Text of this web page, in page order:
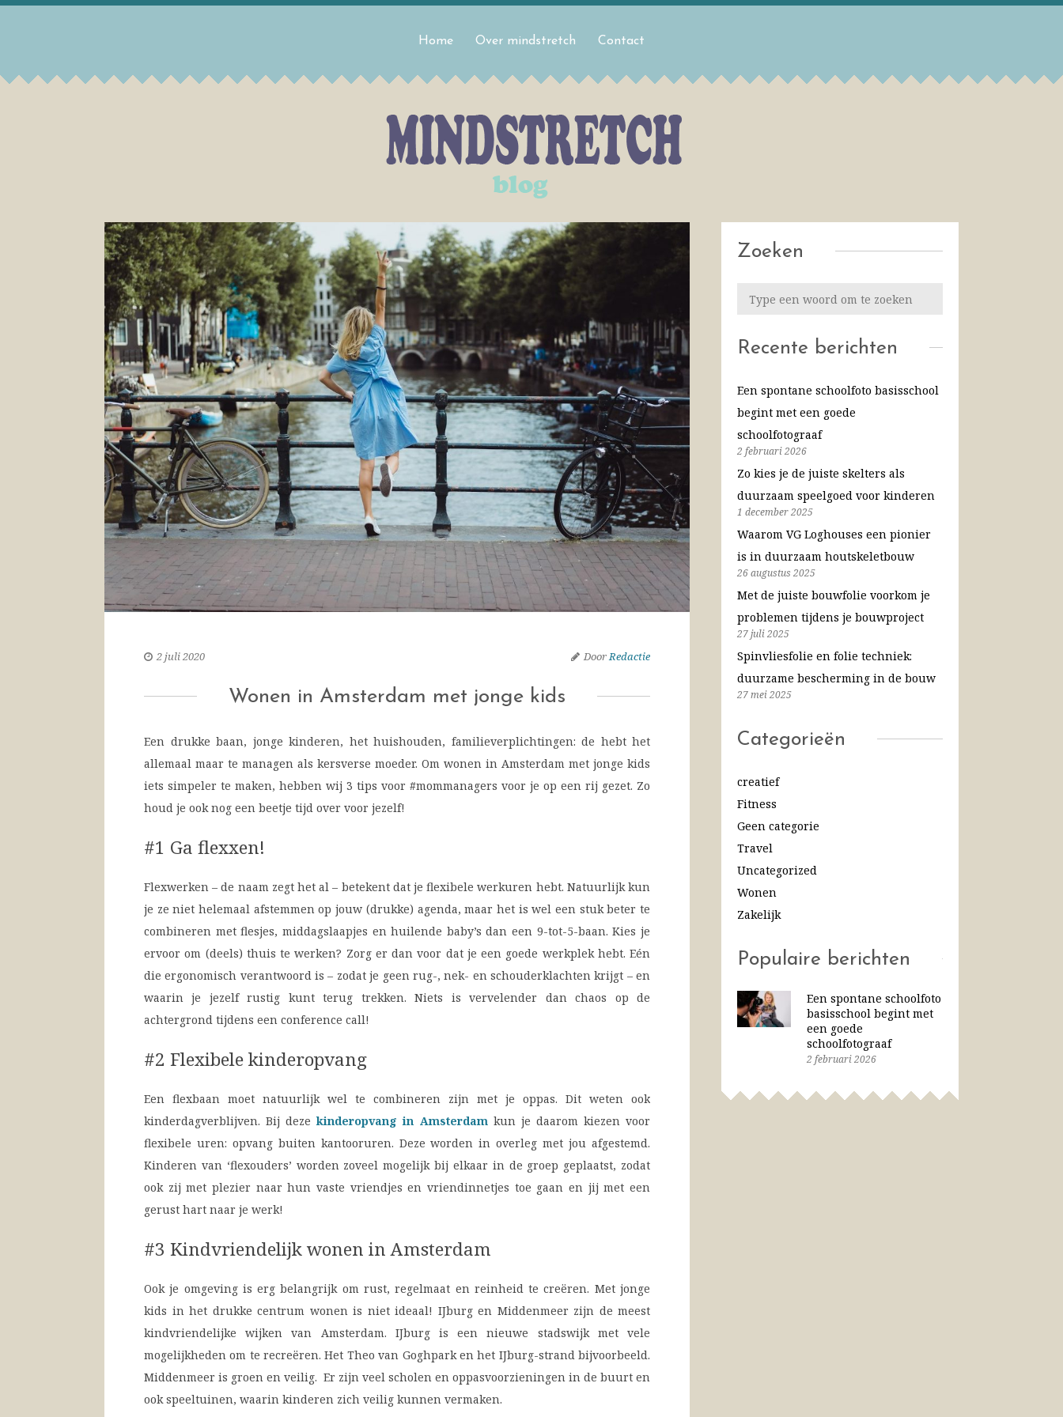
Home Over mindstretch Contact
2 juli 2020 DoorRedactie
Wonen in Amsterdam met jonge kids
Een drukke baan, jonge kinderen, het huishouden, familieverplichtingen: de hebt het
allemaal maar te managen als kersverse moeder. Om wonen in Amsterdam met jonge kids
iets simpeler te maken, hebben wij 3 tips voor #mommanagers voor je op een rij gezet. Zo
houd je ook nog een beetje tijd over voor jezelf!
#1 Ga flexxen!
Flexwerken – de naam zegt het al – betekent dat je flexibele werkuren hebt. Natuurlijk kun
je ze niet helemaal afstemmen op jouw (drukke) agenda, maar het is wel een stuk beter te
combineren met flesjes, middagslaapjes en huilende baby’s dan een 9-tot-5-baan. Kies je
ervoor om (deels) thuis te werken? Zorg er dan voor dat je een goede werkplek hebt. Eén
die ergonomisch verantwoord is – zodat je geen rug-, nek- en schouderklachten krijgt – en
waarin je jezelf rustig kunt terug trekken. Niets is vervelender dan chaos op de
achtergrond tijdens een conference call!
#2 Flexibele kinderopvang
Een flexbaan moet natuurlijk wel te combineren zijn met je oppas. Dit weten ook
kinderdagverblijven. Bij dezekinderopvang in Amsterdamkun je daarom kiezen voor
flexibele uren: opvang buiten kantooruren. Deze worden in overleg met jou afgestemd.
Kinderen van ‘flexouders’ worden zoveel mogelijk bij elkaar in de groep geplaatst, zodat
ook zij met plezier naar hun vaste vriendjes en vriendinnetjes toe gaan en jij met een
gerust hart naar je werk!
#3 Kindvriendelijk wonen in Amsterdam
Ook je omgeving is erg belangrijk om rust, regelmaat en reinheid te creëren. Met jonge
kids in het drukke centrum wonen is niet ideaal! IJburg en Middenmeer zijn de meest
kindvriendelijke wijken van Amsterdam. IJburg is een nieuwe stadswijk met vele
mogelijkheden om te recreëren. Het Theo van Goghpark en het IJburg-strand bijvoorbeeld.
Middenmeer is groen en veilig. Er zijn veel scholen en oppasvoorzieningen in de buurt en
ook speeltuinen, waarin kinderen zich veilig kunnen vermaken.
Zoeken
Recente berichten
Een spontane schoolfoto basisschool
begint met een goede
schoolfotograaf
2 februari 2026
Zo kies je de juiste skelters als
duurzaam speelgoed voor kinderen
1 december 2025
Waarom VG Loghouses een pionier
is in duurzaam houtskeletbouw
26 augustus 2025
Met de juiste bouwfolie voorkom je
problemen tijdens je bouwproject
27 juli 2025
Spinvliesfolie en folie techniek:
duurzame bescherming in de bouw
27 mei 2025
Categorieën
creatief
Fitness
Geen categorie
Travel
Uncategorized
Wonen
Zakelijk
Populaire berichten
Een spontane schoolfoto
basisschool begint met
een goede
schoolfotograaf
2 februari 2026